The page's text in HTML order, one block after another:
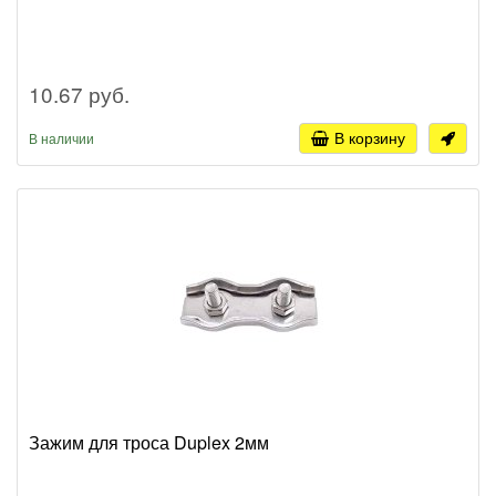
10.67 руб.
В наличии В корзину
Зажим для троса Duplex 2мм